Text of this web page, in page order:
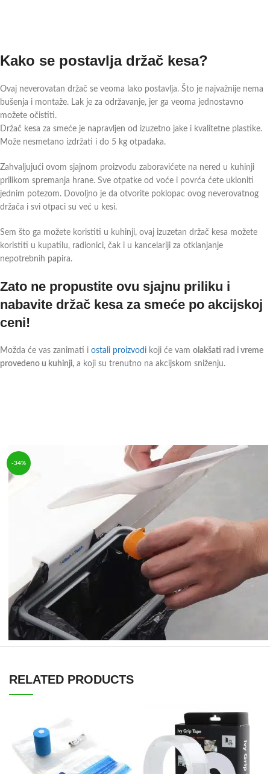
Kako se postavlja držač kesa?
Ovaj neverovatan držač se veoma lako postavlja. Što je najvažnije nema
bušenja i montaže. Lak je za održavanje, jer ga veoma jednostavno
možete očistiti.
Držač kesa za smeće je napravljen od izuzetno jake i kvalitetne plastike.
Može nesmetano izdržati i do 5 kg otpadaka.
Zahvaljujući ovom sjajnom proizvodu zaboravićete na nered u kuhinji
prilikom spremanja hrane. Sve otpatke od voće i povrća ćete ukloniti
jednim potezom. Dovoljno je da otvorite poklopac ovog neverovatnog
držača i svi otpaci su već u kesi.
Sem što ga možete koristiti u kuhinji, ovaj izuzetan držač kesa možete
koristiti u kupatilu, radionici, čak i u kancelariji za otklanjanje
nepotrebnih papira.
Zato ne propustite ovu sjajnu priliku i
nabavite držač kesa za smeće po akcijskoj
ceni!
Možda će vas zanimati i ostali proizvodi koji će vam olakšati rad i vreme
provedeno u kuhinji, a koji su trenutno na akcijskom sniženju.
-34%
RELATED PRODUCTS